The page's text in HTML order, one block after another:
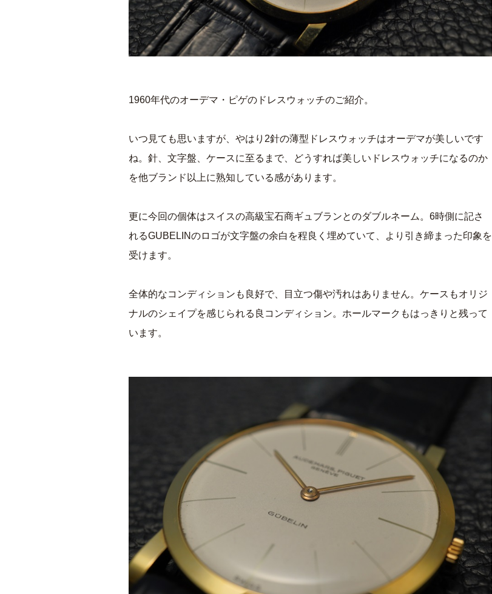
1960年代のオーデマ・ピゲのドレスウォッチのご紹介。
いつ見ても思いますが、やはり2針の薄型ドレスウォッチはオーデマが美しいです
ね。針、文字盤、ケースに至るまで、どうすれば美しいドレスウォッチになるのか
を他ブランド以上に熟知している感があります。
更に今回の個体はスイスの高級宝石商ギュブランとのダブルネーム。6時側に記さ
れるGUBELINのロゴが文字盤の余白を程良く埋めていて、より引き締まった印象を
受けます。
全体的なコンディションも良好で、目立つ傷や汚れはありません。ケースもオリジ
ナルのシェイプを感じられる良コンディション。ホールマークもはっきりと残って
います。